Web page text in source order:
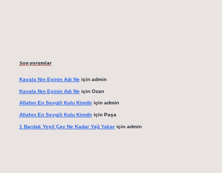
Son yorumlar
Kavala Nın Eşinin Adı Neiçin admin
Kavala Nın Eşinin Adı Neiçin Ozan
Allahın En Sevgili Kulu Kimdiriçin admin
Allahın En Sevgili Kulu Kimdiriçin Paşa
1 Bardak Yeşil Çay Ne Kadar Yağ Yakariçin admin